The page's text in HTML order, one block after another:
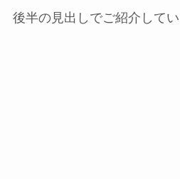
後半の見出しでご紹介してい